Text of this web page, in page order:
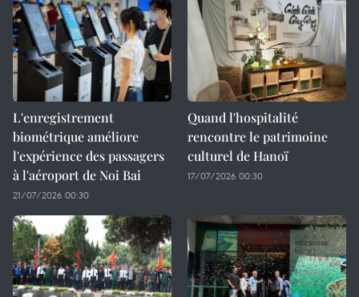
L'enregistrement
biométrique améliore
l'expérience des passagers
à l'aéroport de Noi Bai
21/07/2026 00:30
Quand l'hospitalité
rencontre le patrimoine
culturel de Hanoï
17/07/2026 00:30